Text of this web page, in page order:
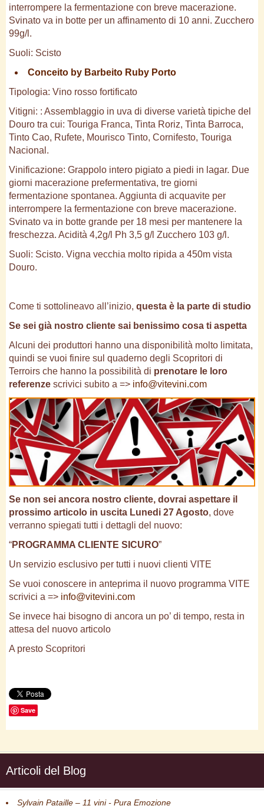
interrompere la fermentazione con breve macerazione.
Svinato va in botte per un affinamento di 10 anni. Zucchero
99g/l.
Suoli: Scisto
Conceito by Barbeito Ruby Porto
Tipologia: Vino rosso fortificato
Vitigni: : Assemblaggio in uva di diverse varietà tipiche del
Douro tra cui: Touriga Franca, Tinta Roriz, Tinta Barroca,
Tinto Cao, Rufete, Mourisco Tinto, Cornifesto, Touriga
Nacional.
Vinificazione: Grappolo intero pigiato a piedi in lagar. Due
giorni macerazione prefermentativa, tre giorni
fermentazione spontanea. Aggiunta di acquavite per
interrompere la fermentazione con breve macerazione.
Svinato va in botte grande per 18 mesi per mantenere la
freschezza. Acidità 4,2g/l Ph 3,5 g/l Zucchero 103 g/l.
Suoli: Scisto. Vigna vecchia molto ripida a 450m vista
Douro.
Come ti sottolineavo all’inizio, questa è la parte di studio
Se sei già nostro cliente sai benissimo cosa ti aspetta
Alcuni dei produttori hanno una disponibilità molto limitata,
quindi se vuoi finire sul quaderno degli Scopritori di
Terroirs che hanno la possibilità di prenotare le loro
referenze scrivici subito a => info@vitevini.com
Se non sei ancora nostro cliente, dovrai aspettare il
prossimo articolo in uscita Lunedi 27 Agosto, dove
verranno spiegati tutti i dettagli del nuovo:
“PROGRAMMA CLIENTE SICURO”
Un servizio esclusivo per tutti i nuovi clienti VITE
Se vuoi conoscere in anteprima il nuovo programma VITE
scrivici a => info@vitevini.com
Se invece hai bisogno di ancora un po’ di tempo, resta in
attesa del nuovo articolo
A presto Scopritori
Save
Articoli del Blog
Sylvain Pataille – 11 vini - Pura Emozione